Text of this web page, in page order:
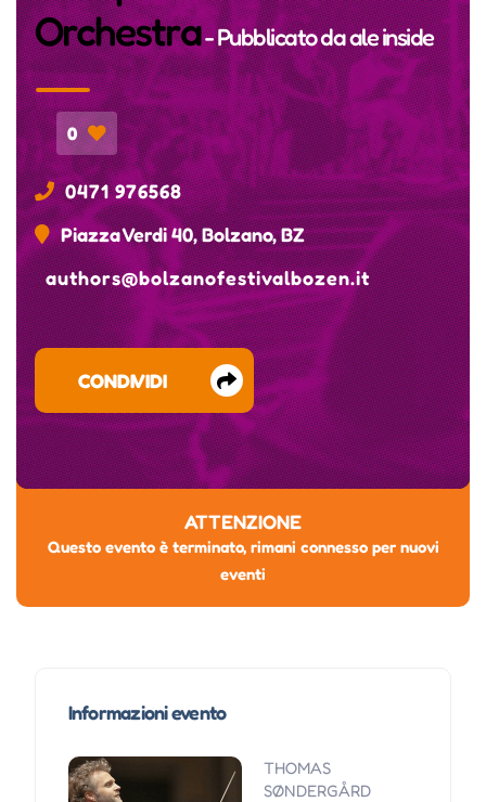
Orchestra- Pubblicato daale inside
0
0471 976568
Piazza Verdi 40, Bolzano, BZ
authors@bolzanofestivalbozen.it
CONDIVIDI
ATTENZIONE
Questo evento è terminato, rimani connesso per nuovi
eventi
Informazioni evento
THOMAS
SØNDERGÅRD